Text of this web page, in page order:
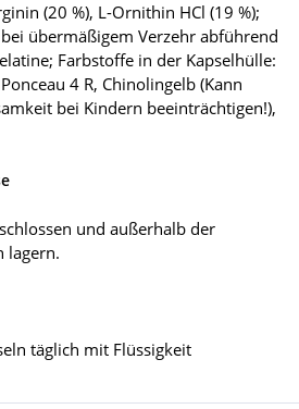
(20 %), L-Ornithin HCl (19 %);
übermäßigem Verzehr abführend
Farbstoffe in der Kapselhülle:
4 R, Chinolingelb (Kann
bei Kindern beeinträchtigen!),
und außerhalb der
lagern.
täglich mit Flüssigkeit